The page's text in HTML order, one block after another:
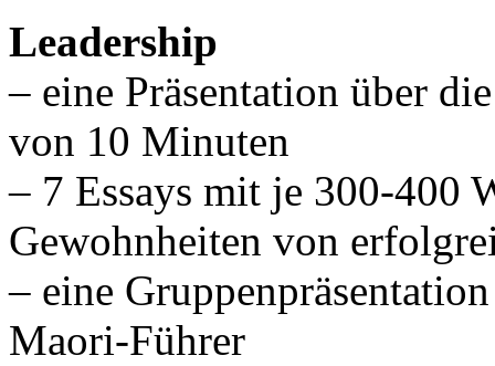
Leadership
– eine Präsentation über
von 10 Minuten
– 7 Essays mit je 300-400
Gewohnheiten von
– eine
Maori-Führer